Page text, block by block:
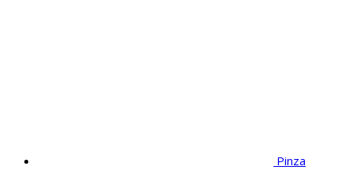
Pinza